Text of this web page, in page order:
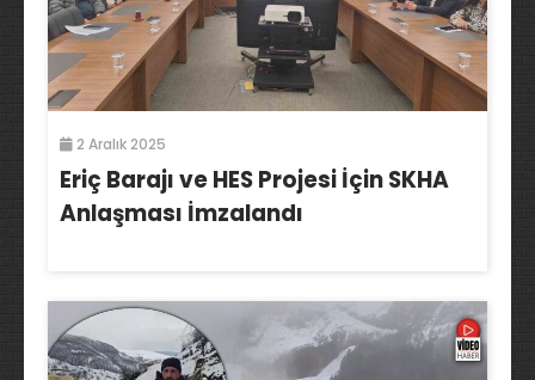
2 Aralık 2025
Eriç Barajı ve HES Projesi İçin SKHA
Anlaşması İmzalandı